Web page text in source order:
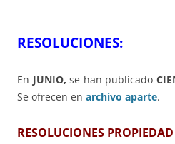
RESOLUCIONES:
En JUNIO,se han publicado
Se ofrecen en archivo aparte.
RESOLUCIONES